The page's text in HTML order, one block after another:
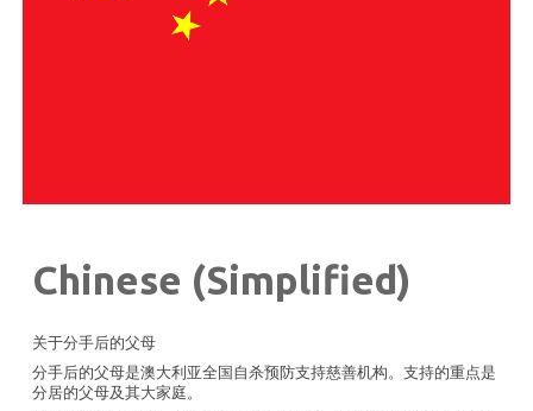
Chinese (Simplified)
关于分手后的父母
分手后的父母是澳大利亚全国自杀预防支持慈善机构。支持的重点是
分居的父母及其大家庭。